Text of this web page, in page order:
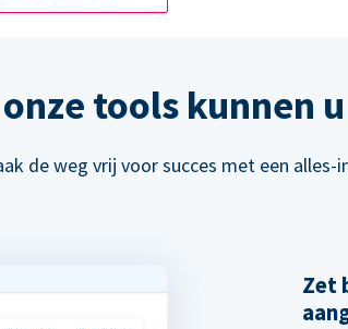
tools kunnen
de weg vrij voor succes met een
Zet